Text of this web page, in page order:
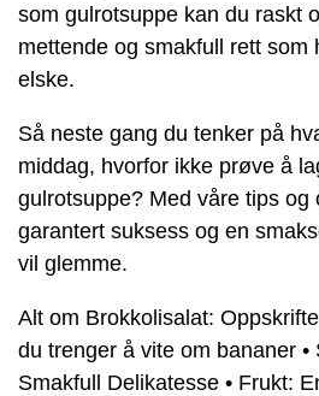
som gulrotsuppe kan du raskt
mettende og smakfull rett som
elske.
Så neste gang du tenker på
middag, hvorfor ikke prøve å
gulrotsuppe? Med våre tips og
garantert suksess og en
vil glemme.
Alt om Brokkolisalat:
du trenger å vite om bananer •
Smakfull Delikatesse • Frukt: